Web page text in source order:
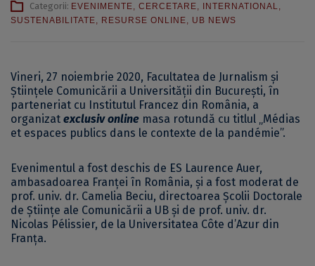
Categorii: EVENIMENTE, CERCETARE, INTERNATIONAL,
SUSTENABILITATE, RESURSE ONLINE, UB NEWS
Vineri, 27 noiembrie 2020, Facultatea de Jurnalism și
Științele Comunicării a Universității din București, în
parteneriat cu Institutul Francez din România, a
organizat exclusiv online masa rotundă cu titlul „Médias
et espaces publics dans le contexte de la pandémie”.
Evenimentul a fost deschis de ES Laurence Auer,
ambasadoarea Franței în România, și a fost moderat de
prof. univ. dr. Camelia Beciu, directoarea Școlii Doctorale
de Științe ale Comunicării a UB și de prof. univ. dr.
Nicolas Pélissier, de la Universitatea Côte d’Azur din
Franța.